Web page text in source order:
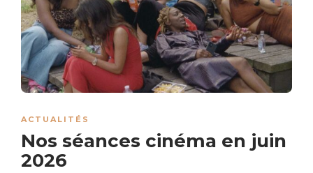
ACTUALITÉS
Nos séances cinéma en juin
2026